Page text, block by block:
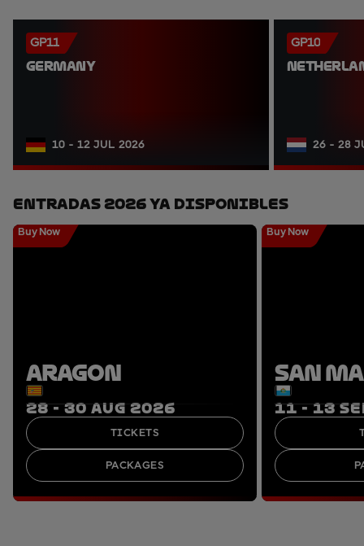
GP11
GERMANY
10 - 12 JUL 2026
GP10
26 - 28
Entradas 2026 Ya Disponibles
Buy Now
ARAGON
28 - 30 AUG 2026
TICKETS
PACKAGES
Buy Now
SAN
11 - 13